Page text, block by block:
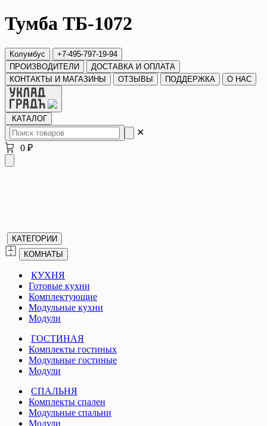
Тумба ТБ-1072
Колумбус
+7-495-797-19-94
ПРОИЗВОДИТЕЛИ
ДОСТАВКА И ОПЛАТА
КОНТАКТЫ И МАГАЗИНЫ
ОТЗЫВЫ ПОДДЕРЖКА О НАС
КАТАЛОГ
✕
0 ₽
КАТЕГОРИИ
КОМНАТЫ
КУХНЯ
Готовые кухни
Комплектующие
Модульные кухни
Модули
ГОСТИНАЯ
Комплекты гостиных
Модульные гостиные
Модули
СПАЛЬНЯ
Комплекты спален
Модульные спальни
Модули